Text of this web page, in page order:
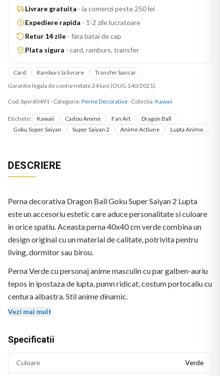
Livrare gratuita - la comenzi peste 250 lei
Expediere rapida - 1-2 zile lucratoare
Retur 14 zile - fara batai de cap
Plata sigura - card, ramburs, transfer
Card Ramburs la livrare
Transfer bancar
Garantie legala de conformitate 24 luni (OUG 140/2021).
Cod: bpvrd0491 · Categorie: Perne Decorative · Colectia: Kawaii
Etichete: Kawaii Cadou Anime Fan Art
Dragon Ball
Goku Super Saiyan
Super Saiyan 2 Anime Actiune Lupta Anime
DESCRIERE
Perna decorativa Dragon Ball Goku Super Saiyan 2 Lupta
este un accesoriu estetic care aduce personalitate si culoare
in orice spatiu. Aceasta perna 40x40 cm verde combina un
design original cu un material de calitate, potrivita pentru
living, dormitor sau birou.
Perna Verde cu personaj anime masculin cu par galben-auriu
tepos in ipostaza de lupta, pumn ridicat, costum portocaliu cu
centura albastra. Stil anime dinamic.
Vezi mai mult
Specificatii
Culoare Verde